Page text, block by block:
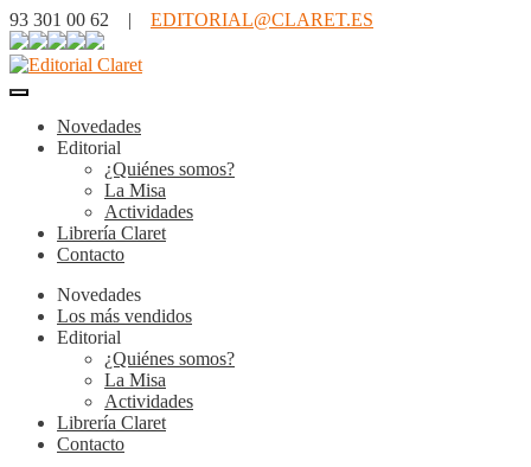
93 301 00 62 | EDITORIAL@CLARET.ES
Novedades
Editorial
¿Quiénes somos?
La Misa
Actividades
Librería Claret
Contacto
Novedades
Los más vendidos
Editorial
¿Quiénes somos?
La Misa
Actividades
Librería Claret
Contacto